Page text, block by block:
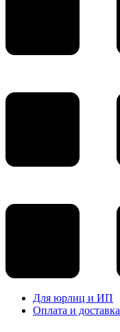
Для юрлиц и ИП
Оплата и доставка